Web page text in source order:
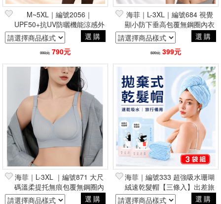
M~5XL｜編號2056｜
UPF50+抗UV防曬機能涼感外
套 (可拆式帽簷)
選購
990元 790元
海菲｜L-3XL｜編號684 視覺
顯小防下垂高包覆無鋼圈內衣
選購
599元 399元
海菲｜L-3XL ｜編號871 大尺
碼溫柔提托無痕包覆無鋼圈內
衣
選購
海菲｜編號333 超強吸水珊瑚
絨速乾髮帽【三條入】出差旅
行必備
選購